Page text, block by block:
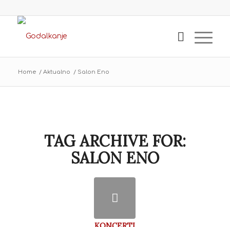
Home / Aktualno / Salon Eno
TAG ARCHIVE FOR:
SALON ENO